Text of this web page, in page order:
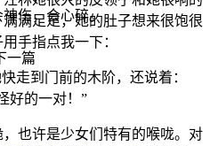
满足足，她的肚子想来很饱很
手指点我一下：
走到门前的木阶，还说着：
好的一对！”
也许是少女们特有的喉咙。对
伤，会心碎。
一篇